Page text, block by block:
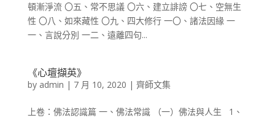
頓漸淨流 〇五、常不思議 〇六、建立誹謗 〇七、空無生
性 〇八、如來藏性 〇九、四大修行 一〇、諸法因緣 一
一、言說分別 一二、遠離四句...
《心壇擷英》
by admin | 7 月 10, 2020 | 齊師文集
上卷：佛法認識篇 一、佛法常識 （一）佛法與人生 1、